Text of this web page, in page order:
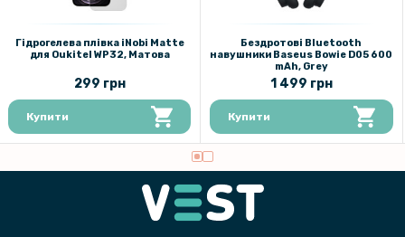
Гідрогелева плівка iNobi Matte
для Oukitel WP32, Матова
299 грн
Купити
Бездротові Bluetooth
навушники Baseus Bowie D05 600
mAh, Grey
1 499 грн
Купити